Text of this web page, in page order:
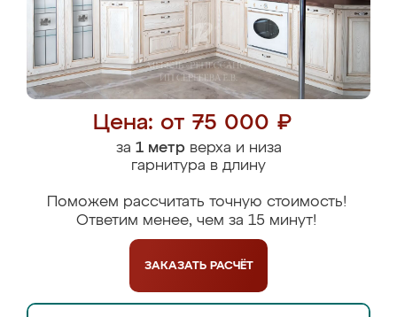
Цена: от 75 000 ₽
за 1 метрверха и низа
гарнитура в длину
Поможем рассчитать точную стоимость!
Ответим менее, чем за 15 минут!
ЗАКАЗАТЬ РАСЧЁТ